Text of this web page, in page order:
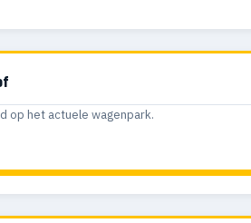
op het actuele wagenpark.